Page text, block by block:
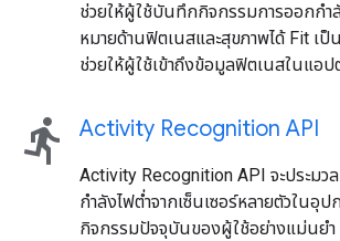
ช่วยให้ผู้ใช้บันทึกกิจกรรมการออกกำ
หมายด้านฟิตเนสและสุขภาพได้ Fit เ
ช่วยให้ผู้ใช้เข้าถึงข้อมูลฟิตเนสในแอป
directions_run Activity Recognition API
Activity Recognition API จะประ
กำลังไฟต่ำจากเซ็นเซอร์หลายตัวในอุ
กิจกรรมปัจจุบันของผู้ใช้อย่างแม่นยำ